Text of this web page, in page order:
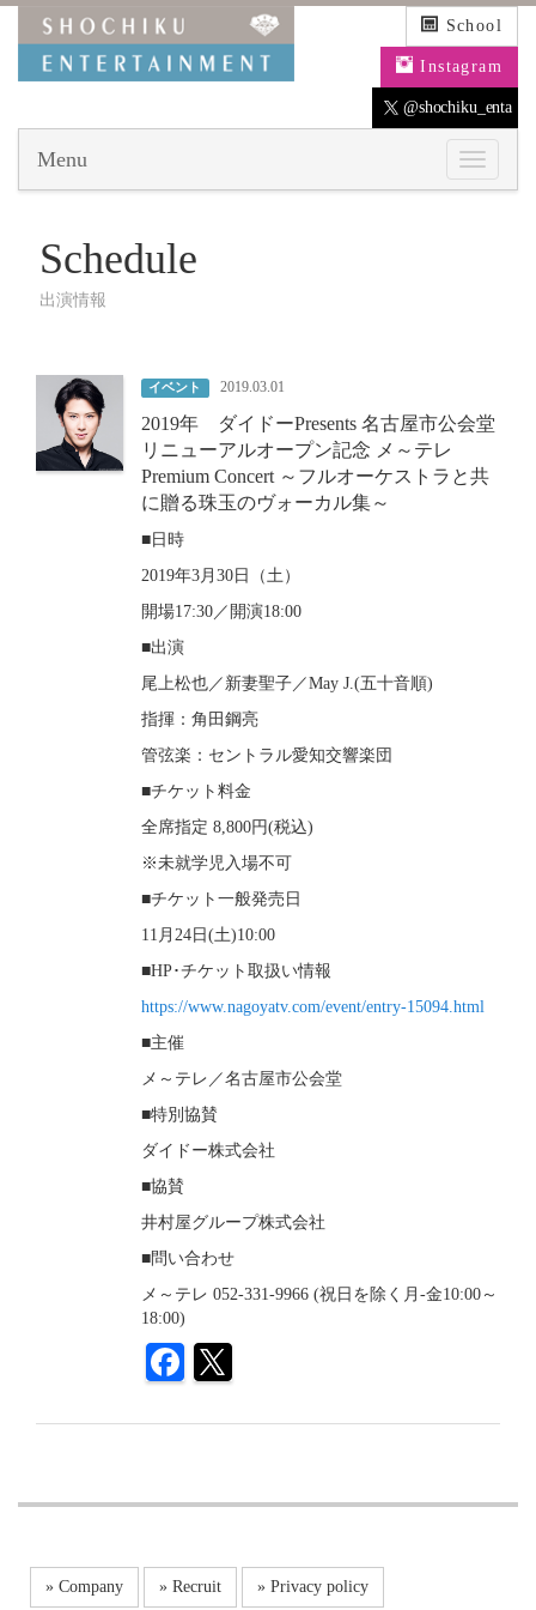
School
Instagram
@shochiku_enta
Menu
Schedule
出演情報
イベント 2019.03.01
2019年 ダイドーPresents 名古屋市公会堂
リニューアルオープン記念 メ～テレ
Premium Concert ～フルオーケストラと共
に贈る珠玉のヴォーカル集～
■日時
2019年3月30日（土）
開場17:30／開演18:00
■出演
尾上松也／新妻聖子／May J.(五十音順)
指揮：角田鋼亮
管弦楽：セントラル愛知交響楽団
■チケット料金
全席指定 8,800円(税込)
※未就学児入場不可
■チケット一般発売日
11月24日(土)10:00
■HP･チケット取扱い情報
https://www.nagoyatv.com/event/entry-15094.html
■主催
メ～テレ／名古屋市公会堂
■特別協賛
ダイドー株式会社
■協賛
井村屋グループ株式会社
■問い合わせ
メ～テレ 052-331-9966 (祝日を除く月-金10:00～
18:00)
» Company » Recruit » Privacy policy